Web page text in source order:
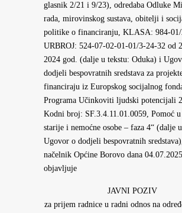
glasnik 2/21 i 9/23), odredaba Odluke
rada, mirovinskog sustava, obitelji i
politike o financiranju, KLASA: 984-01/
URBROJ: 524-07-02-01-01/3-24-32 od
2024 god. (dalje u tekstu: Oduka) i
dodjeli bespovratnih sredstava za
financiraju iz Europskog socijalnog
Programa Učinkoviti ljudski potencijali
Kodni broj: SF.3.4.11.01.0059, Pomoć
starije i nemoćne osobe – faza 4“ (dalje
Ugovor o dodjeli bespovratnih
načelnik Općine Borovo dana
objavljuje
JAVNI POZIV
za prijem radnice u radni odnos na